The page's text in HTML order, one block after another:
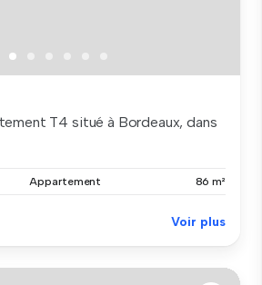
T4 situé à Bordeaux, dans
Appartement 86 m²
Voir plus